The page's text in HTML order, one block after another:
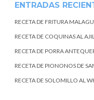
ENTRADAS
RECETA DE FRITURA
RECETA DE COQUINAS AL
RECETA DE PORRA
RECETA DE PIONONOS DE
RECETA DE SOLOMILLO AL